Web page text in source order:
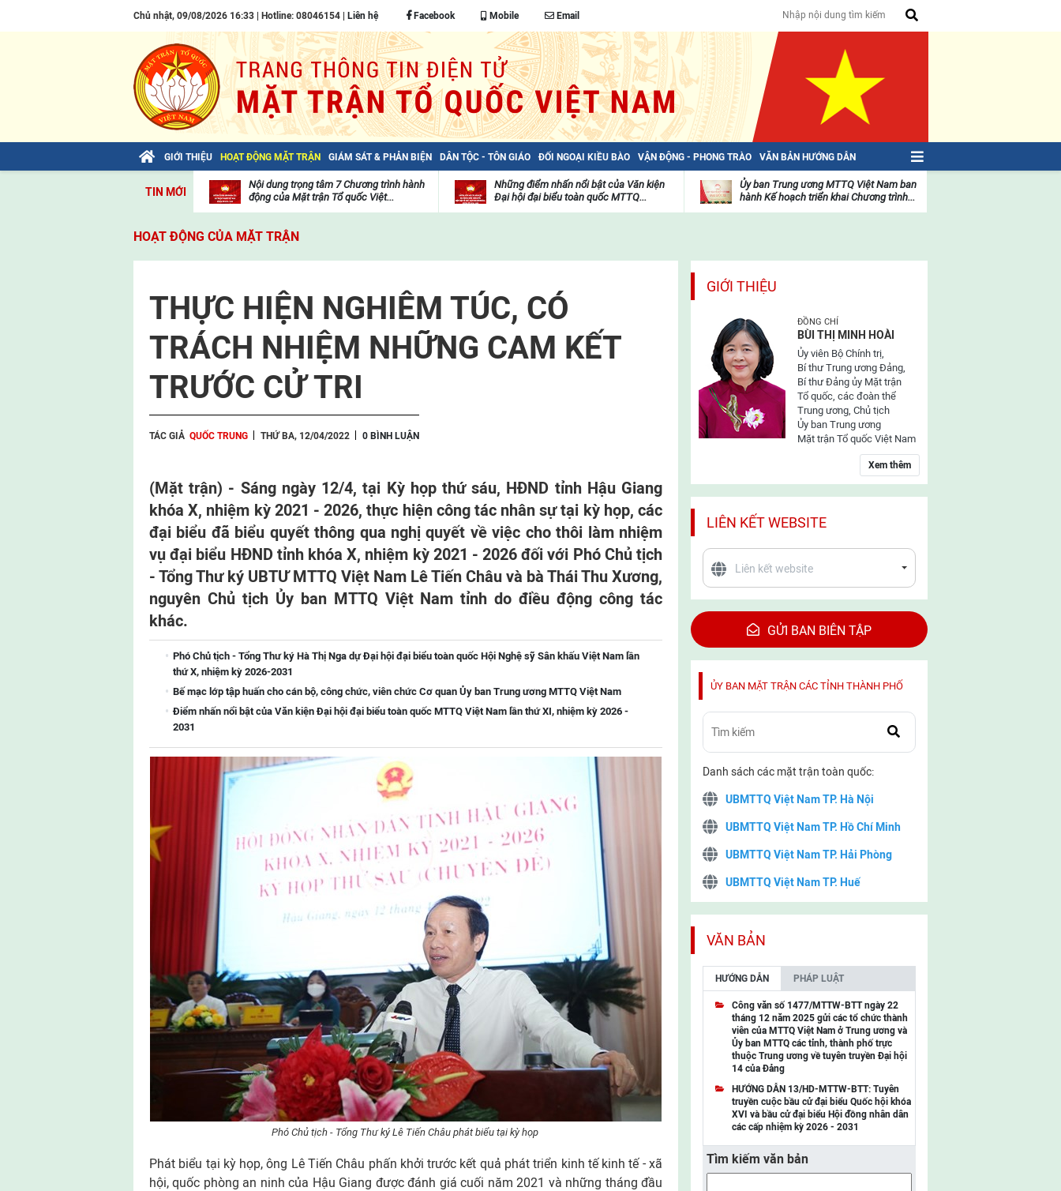
Chủ nhật, 09/08/2026 16:33 | Hotline: 08046154 | Liên hệ Facebook Mobile Email
GIỚI THIỆU HOẠT ĐỘNG MẶT TRẬN GIÁM SÁT & PHẢN BIỆN DÂN TỘC - TÔN GIÁO ĐỐI NGOẠI KIỀU BÀO VẬN ĐỘNG - PHONG TRÀO VĂN BẢN HƯỚNG DẪN
TIN MỚI
Bài viết của Tổng Bí thư Tô Lâm: TIẾN
viện
Nội dung trọng tâm 7 Chương trình hành
động của Mặt trận Tổ quốc Việt...
Những điểm nhấn nổi bật của Văn kiện
Đại hội đại biểu toàn quốc MTTQ...
mặt
trận
Ủy ban Trung ương MTTQ Việt Nam ban
hành Kế hoạch triển khai Chương trình...
HOẠT ĐỘNG CỦA MẶT TRẬN
THỰC HIỆN NGHIÊM TÚC, CÓ
TRÁCH NHIỆM NHỮNG CAM KẾT
TRƯỚC CỬ TRI
TÁC GIẢ QUỐC TRUNG THỨ BA, 12/04/2022 0 BÌNH LUẬN
(Mặt trận) - Sáng ngày 12/4, tại Kỳ họp thứ sáu, HĐND tỉnh Hậu Giang
khóa X, nhiệm kỳ 2021 - 2026, thực hiện công tác nhân sự tại kỳ họp, các
đại biểu đã biểu quyết thông qua nghị quyết về việc cho thôi làm nhiệm
vụ đại biểu HĐND tỉnh khóa X, nhiệm kỳ 2021 - 2026 đối với Phó Chủ tịch
- Tổng Thư ký UBTƯ MTTQ Việt Nam Lê Tiến Châu và bà Thái Thu Xương,
nguyên Chủ tịch Ủy ban MTTQ Việt Nam tỉnh do điều động công tác
khác.
Phó Chủ tịch - Tổng Thư ký Hà Thị Nga dự Đại hội đại biểu toàn quốc Hội Nghệ sỹ Sân khấu Việt Nam lần
thứ X, nhiệm kỳ 2026-2031
Bế mạc lớp tập huấn cho cán bộ, công chức, viên chức Cơ quan Ủy ban Trung ương MTTQ Việt Nam
Điểm nhấn nổi bật của Văn kiện Đại hội đại biểu toàn quốc MTTQ Việt Nam lần thứ XI, nhiệm kỳ 2026 -
2031
Phó Chủ tịch - Tổng Thư ký Lê Tiến Châu phát biểu tại kỳ họp
Phát biểu tại kỳ họp, ông Lê Tiến Châu phấn khởi trước kết quả phát triển kinh tế kinh tế - xã
hội, quốc phòng an ninh của Hậu Giang được đánh giá cuối năm 2021 và những tháng đầu
GIỚI THIỆU
ĐỒNG CHÍ
BÙI THỊ MINH HOÀI
Ủy viên Bộ Chính trị,
Bí thư Trung ương Đảng,
Bí thư Đảng ủy Mặt trận
Tổ quốc, các đoàn thể
Trung ương, Chủ tịch
Ủy ban Trung ương
Mặt trận Tổ quốc Việt Nam
Xem thêm
LIÊN KẾT WEBSITE
GỬI BAN BIÊN TẬP
ỦY BAN MẶT TRẬN CÁC TỈNH THÀNH PHỐ
Danh sách các mặt trận toàn quốc:
UBMTTQ Việt Nam TP. Hà Nội
UBMTTQ Việt Nam TP. Hồ Chí Minh
UBMTTQ Việt Nam TP. Hải Phòng
UBMTTQ Việt Nam TP. Huế
UBMTTQ Việt Nam TP. Cần Thơ
UBMTTQ Việt Nam tỉnh Quảng Ninh
UBMTTQ Việt Nam tỉnh Cao Bằng
UBMTTQ Việt Nam tỉnh Lạng Sơn
UBMTTQ Việt Nam tỉnh Lai Châu
UBMTTQ Việt Nam tỉnh Điện Biên
UBMTTQ Việt Nam tỉnh Sơn La
UBMTTQ Việt Nam tỉnh Thanh Hóa
UBMTTQ Việt Nam tỉnh Nghệ An
VĂN BẢN
HƯỚNG DẪN PHÁP LUẬT
Công văn số 1477/MTTW-BTT ngày 22
tháng 12 năm 2025 gửi các tổ chức thành
viên của MTTQ Việt Nam ở Trung ương và
Ủy ban MTTQ các tỉnh, thành phố trực
thuộc Trung ương về tuyên truyền Đại hội
14 của Đảng
HƯỚNG DẪN 13/HD-MTTW-BTT: Tuyên
truyền cuộc bầu cử đại biểu Quốc hội khóa
XVI và bầu cử đại biểu Hội đồng nhân dân
các cấp nhiệm kỳ 2026 - 2031
Tìm kiếm văn bản